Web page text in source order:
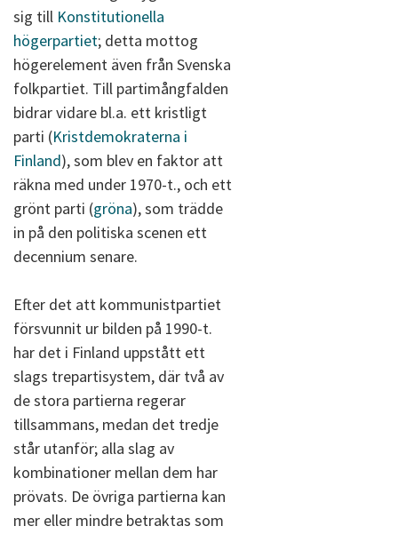
sig till Konstitutionella
högerpartiet; detta mottog
högerelement även från Svenska
folkpartiet. Till partimångfalden
bidrar vidare bl.a. ett kristligt
parti (Kristdemokraterna i
Finland), som blev en faktor att
räkna med under 1970-t., och ett
grönt parti (gröna), som trädde
in på den politiska scenen ett
decennium senare.
Efter det att kommunistpartiet
försvunnit ur bilden på 1990-t.
har det i Finland uppstått ett
slags trepartisystem, där två av
de stora partierna regerar
tillsammans, medan det tredje
står utanför; alla slag av
kombinationer mellan dem har
prövats. De övriga partierna kan
mer eller mindre betraktas som